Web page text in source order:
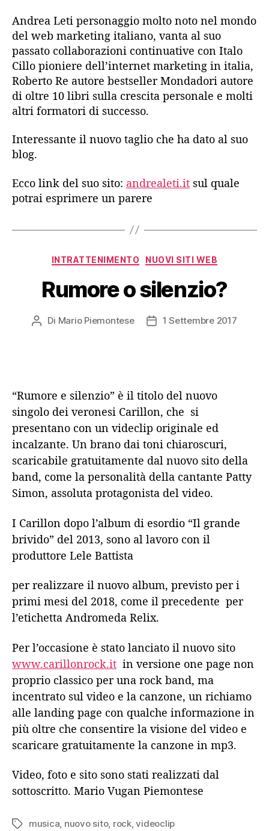
Andrea Leti personaggio molto noto nel mondo
del web marketing italiano, vanta al suo
passato collaborazioni continuative con Italo
Cillo pioniere dell’internet marketing in italia,
Roberto Re autore bestseller Mondadori autore
di oltre 10 libri sulla crescita personale e molti
altri formatori di successo.
Interessante il nuovo taglio che ha dato al suo
blog.
Ecco link del suo sito: andrealeti.it sul quale
potrai esprimere un parere
Categorie
INTRATTENIMENTO NUOVI SITI WEB
Rumore o silenzio?
Autore
Di Mario Piemontese
Data1 Settembre 2017
“Rumore e silenzio” è il titolo del nuovo
singolo dei veronesi Carillon, che si
presentano con un videclip originale ed
incalzante. Un brano dai toni chiaroscuri,
scaricabile gratuitamente dal nuovo sito della
band, come la personalità della cantante Patty
Simon, assoluta protagonista del video.
I Carillon dopo l’album di esordio “Il grande
brivido” del 2013, sono al lavoro con il
produttore Lele Battista
per realizzare il nuovo album, previsto per i
primi mesi del 2018, come il precedente per
l’etichetta Andromeda Relix.
Per l’occasione è stato lanciato il nuovo sito
www.carillonrock.it in versione one page non
proprio classico per una rock band, ma
incentrato sul video e la canzone, un richiamo
alle landing page con qualche informazione in
più oltre che consentire la visione del video e
scaricare gratuitamente la canzone in mp3.
Video, foto e sito sono stati realizzati dal
sottoscritto. Mario Vugan Piemontese
Tag musica, nuovo sito, rock,videoclip